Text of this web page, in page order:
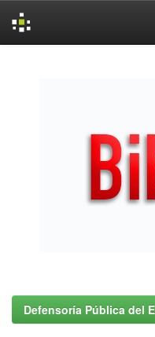
Defensoría Pública del